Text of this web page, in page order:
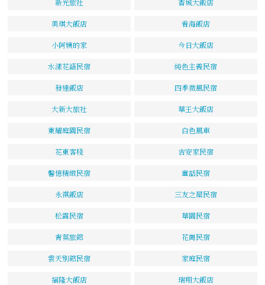
美琪大飯店 看海飯店
小阿姨的家 今日大飯店
水漾花語民宿 純色主義民宿
發達飯店 四季微風民宿
大新大旅社 華王大飯店
東耀庭園民宿 白色風車
花東客棧 吉安家民宿
馨憶精緻民宿 童話民宿
永祺飯店 三友之屋民宿
松露民宿 華園民宿
青葉旅館 花崗民宿
雲天別館民宿 家庭民宿
福隆大飯店 瑞翔大飯店